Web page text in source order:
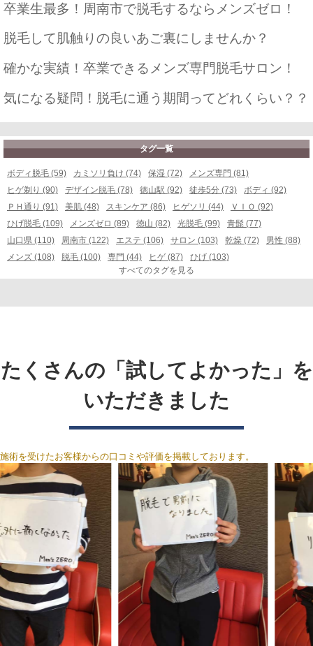
卒業生最多！周南市で脱毛するならメンズゼロ！
脱毛して肌触りの良いあご裏にしませんか？
確かな実績！卒業できるメンズ専門脱毛サロン！
気になる疑問！脱毛に通う期間ってどれくらい？？
タグ一覧
ボディ脱毛 (59) カミソリ負け (74) 保湿 (72)
メンズ専門 (81)
ヒゲ剃り (90)
デザイン脱毛 (78) 徳山駅 (92) 徒歩5分 (73)
ボディ (92)
ＰＨ通り (91)
美肌 (48) スキンケア (86) ヒゲソリ (44)
ＶＩＯ (92)
ひげ脱毛 (109)
メンズゼロ (89) 徳山 (82) 光脱毛 (99)
青髭 (77)
山口県 (110)
周南市 (122) エステ (106) サロン (103) 乾燥 (72)
男性 (88)
メンズ (108)
脱毛 (100) 専門 (44) ヒゲ (87)
ひげ (103)
すべてのタグを見る
たくさんの「試してよかった」を
いただきました
施術を受けたお客様からの口コミや評価を掲載しております。